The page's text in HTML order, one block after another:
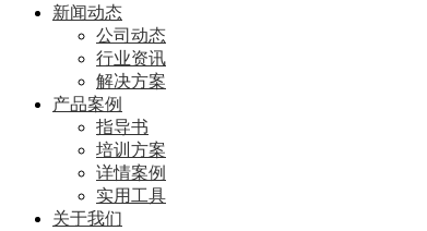
新闻动态
公司动态
行业资讯
解决方案
产品案例
指导书
培训方案
详情案例
实用工具
关于我们